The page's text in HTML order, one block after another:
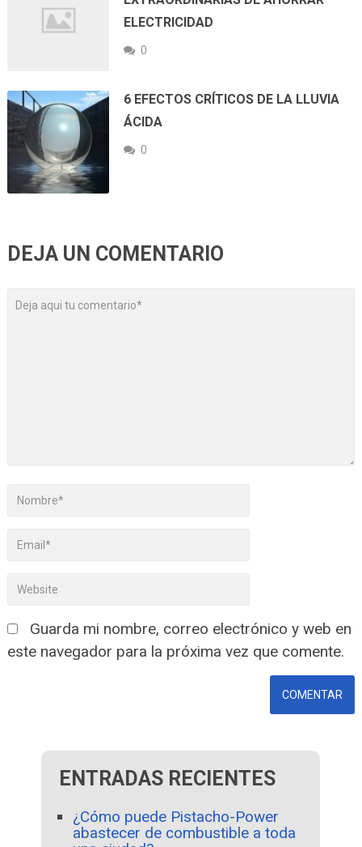
ELECTRICIDAD
0
6 EFECTOS CRÍTICOS DE LA LLUVIA
ÁCIDA
0
DEJA UN COMENTARIO
Guarda mi nombre, correo electrónico y web en
este navegador para la próxima vez que comente.
ENTRADAS RECIENTES
¿Cómo puede Pistacho-Power
abastecer de combustible a toda